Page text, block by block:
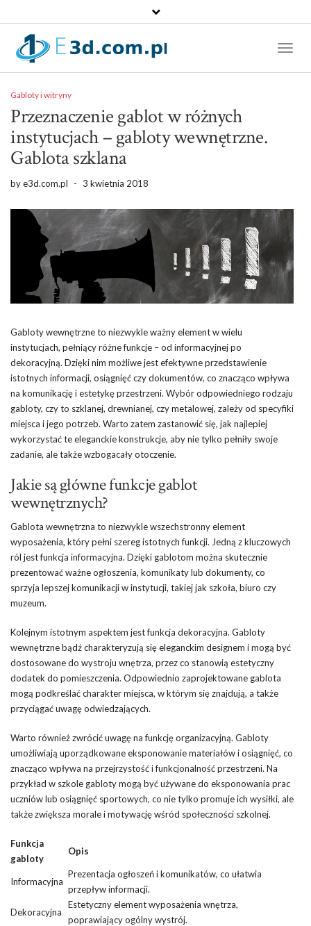
Gabloty i witryny
Przeznaczenie gablot w różnych
instytucjach – gabloty wewnętrzne.
Gablota szklana
bye3d.com.pl - 3 kwietnia 2018
Gabloty wewnętrzne to niezwykle ważny element w wielu
instytucjach, pełniący różne funkcje – od informacyjnej po
dekoracyjną. Dzięki nim możliwe jest efektywne przedstawienie
istotnych informacji, osiągnięć czy dokumentów, co znacząco wpływa
na komunikację i estetykę przestrzeni. Wybór odpowiedniego rodzaju
gabloty, czy to szklanej, drewnianej, czy metalowej, zależy od specyfiki
miejsca i jego potrzeb. Warto zatem zastanowić się, jak najlepiej
wykorzystać te eleganckie konstrukcje, aby nie tylko pełniły swoje
zadanie, ale także wzbogacały otoczenie.
Jakie są główne funkcje gablot
wewnętrznych?
Gablota wewnętrzna to niezwykle wszechstronny element
wyposażenia, który pełni szereg istotnych funkcji. Jedną z kluczowych
ról jest funkcja informacyjna. Dzięki gablotom można skutecznie
prezentować ważne ogłoszenia, komunikaty lub dokumenty, co
sprzyja lepszej komunikacji w instytucji, takiej jak szkoła, biuro czy
muzeum.
Kolejnym istotnym aspektem jest funkcja dekoracyjna. Gabloty
wewnętrzne bądź charakteryzują się eleganckim designem i mogą być
dostosowane do wystroju wnętrza, przez co stanowią estetyczny
dodatek do pomieszczenia. Odpowiednio zaprojektowane gablota
mogą podkreślać charakter miejsca, w którym się znajdują, a także
przyciągać uwagę odwiedzających.
Warto również zwrócić uwagę na funkcję organizacyjną. Gabloty
umożliwiają uporządkowane eksponowanie materiałów i osiągnięć, co
znacząco wpływa na przejrzystość i funkcjonalność przestrzeni. Na
przykład w szkole gabloty mogą być używane do eksponowania prac
uczniów lub osiągnięć sportowych, co nie tylko promuje ich wysiłki, ale
także zwiększa morale i motywację wśród społeczności szkolnej.
Funkcja
gabloty
Opis
Informacyjna
Prezentacja ogłoszeń i komunikatów, co ułatwia
przepływ informacji.
Dekoracyjna
Estetyczny element wyposażenia wnętrza,
poprawiający ogólny wystrój.